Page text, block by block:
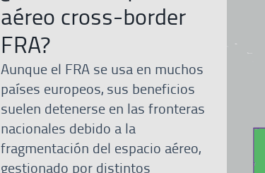
aéreo cross-border
FRA?
Aunque el FRA se usa en muchos
países europeos, sus beneficios
suelen detenerse en las fronteras
nacionales debido a la
fragmentación del espacio aéreo,
gestionado por distintos